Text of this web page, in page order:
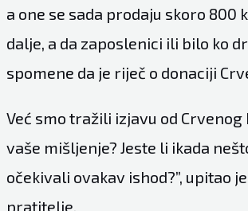
a one se sada prodaju skoro 800
dalje, a da zaposlenici ili bilo ko
spomene da je riječ o donaciji
Već smo tražili izjavu od Crvenog
vaše mišljenje? Jeste li ikada
očekivali ovakav ishod?”, upitao
pratitelje.